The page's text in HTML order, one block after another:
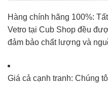
Hàng chính hãng 100%:
Vetro tại Cub Shop đều
đảm bảo chất lượng và
Giá cả cạnh tranh: Chúng